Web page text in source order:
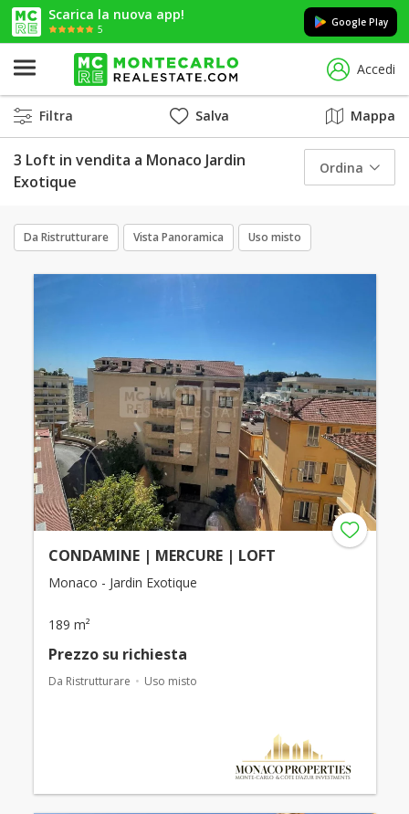
Scarica la nuova app!
5
Google Play
Accedi
Filtra Salva Mappa
3 Loft in vendita a Monaco Jardin
Exotique
Ordina
Da Ristrutturare Vista Panoramica Uso misto
CONDAMINE | MERCURE | LOFT
Monaco - Jardin Exotique
189 m²
Prezzo su richiesta
Da Ristrutturare Uso misto